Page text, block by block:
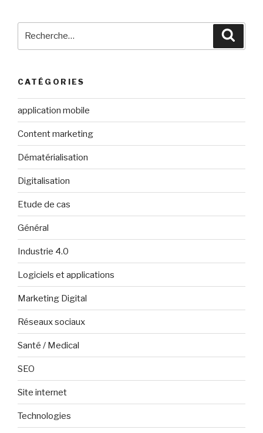
CATÉGORIES
application mobile
Content marketing
Dématérialisation
Digitalisation
Etude de cas
Général
Industrie 4.0
Logiciels et applications
Marketing Digital
Réseaux sociaux
Santé / Medical
SEO
Site internet
Technologies